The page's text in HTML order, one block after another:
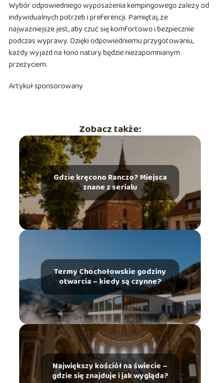
Wybór odpowiedniego wyposażenia kempingowego zależy od
indywidualnych potrzeb i preferencji. Pamiętaj, że
najważniejsze jest, aby czuć się komfortowo i bezpiecznie
podczas wyprawy. Dzięki odpowiedniemu przygotowaniu,
każdy wyjazd na łono natury będzie niezapomnianym
przeżyciem.
Artykuł sponsorowany
Zobacz także:
Gdzie kręcono Ranczo? Miejsca
znane z serialu
Termy Chochołowskie godziny
otwarcia – kiedy są czynne?
Największy kościół na świecie –
gdzie się znajduje i jak wygląda?